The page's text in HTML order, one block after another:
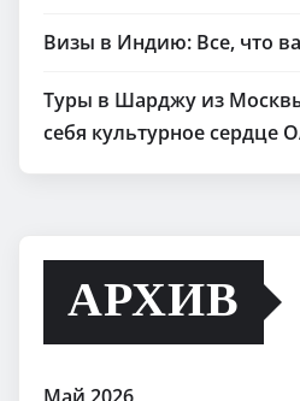
Визы в Индию: Все, что
Туры в Шарджу из
себя культурное сердце
АРХИВ